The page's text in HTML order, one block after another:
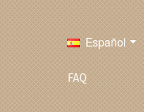
Español
FAQ